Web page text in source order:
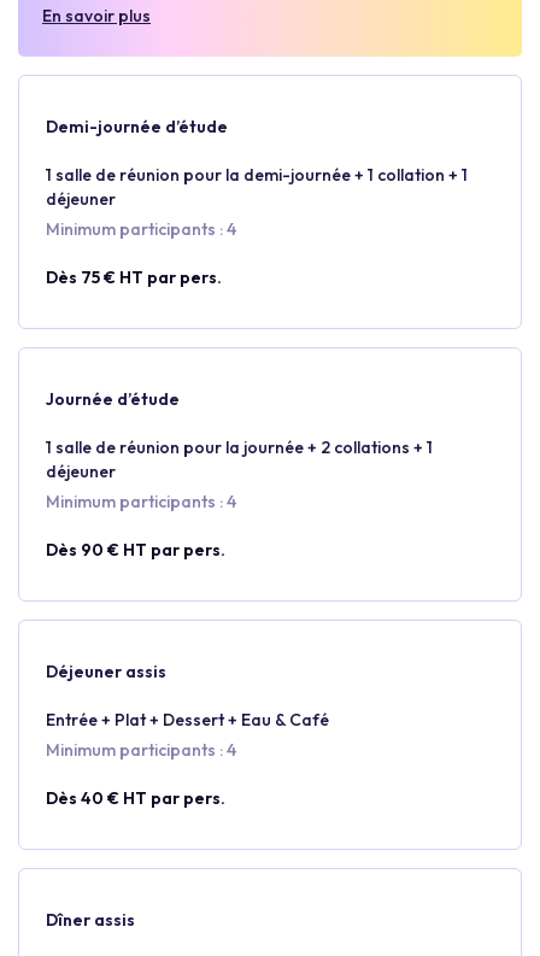
En savoir plus
Demi-journée d’étude
1 salle de réunion pour la demi-journée + 1 collation + 1
déjeuner
Minimum participants : 4
Dès 75 € HT par pers.
Journée d’étude
1 salle de réunion pour la journée + 2 collations + 1
déjeuner
Minimum participants : 4
Dès 90 € HT par pers.
Déjeuner assis
Entrée + Plat + Dessert + Eau & Café
Minimum participants : 4
Dès 40 € HT par pers.
Dîner assis